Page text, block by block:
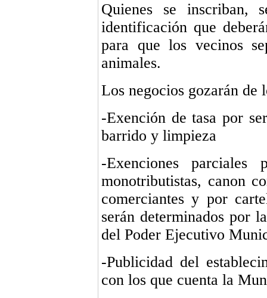
Quienes se inscriban,
identificación que
para que los vecinos
animales.
Los negocios gozarán de
-Exención de tasa por
barrido y limpieza
-Exenciones
monotributistas, canon
comerciantes y por
serán determinados por
del Poder Ejecutivo
-Publicidad del
con los que cuenta la